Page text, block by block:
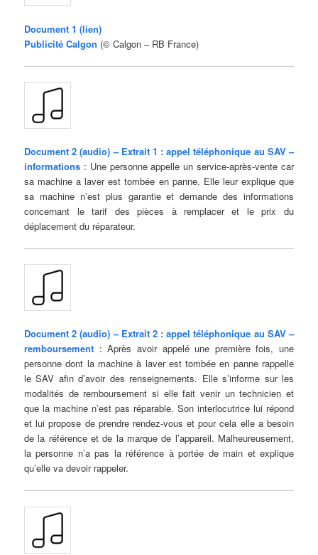
Document 1 (lien)
Publicité Calgon (© Calgon – RB France)
Document 2 (audio) – Extrait 1 : appel téléphonique au SAV –
informations : Une personne appelle un service-après-vente car
sa machine a laver est tombée en panne. Elle leur explique que
sa machine n’est plus garantie et demande des informations
concernant le tarif des pièces à remplacer et le prix du
déplacement du réparateur.
Document 2 (audio) – Extrait 2 : appel téléphonique au SAV –
remboursement : Après avoir appelé une première fois, une
personne dont la machine à laver est tombée en panne rappelle
le SAV afin d’avoir des renseignements. Elle s’informe sur les
modalités de remboursement si elle fait venir un technicien et
que la machine n’est pas réparable. Son interlocutrice lui répond
et lui propose de prendre rendez-vous et pour cela elle a besoin
de la référence et de la marque de l’appareil. Malheureusement,
la personne n’a pas la référence à portée de main et explique
qu’elle va devoir rappeler.